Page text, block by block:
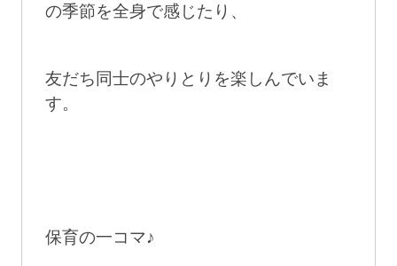
の季節を全身で感じたり、
友だち同士のやりとりを楽しんでいま
す。
保育の一コマ♪